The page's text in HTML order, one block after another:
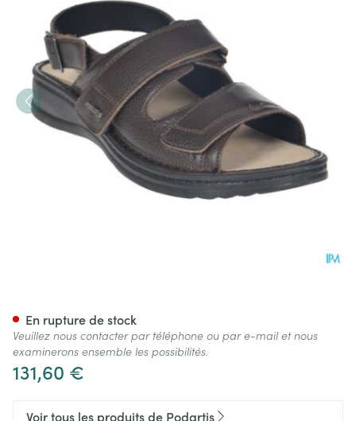
131,60 €
En rupture de stock
Veuillez nous contacter par téléphone ou par e-mail et nous
examinerons ensemble les possibilités.
Voir tous les produits de Podartis